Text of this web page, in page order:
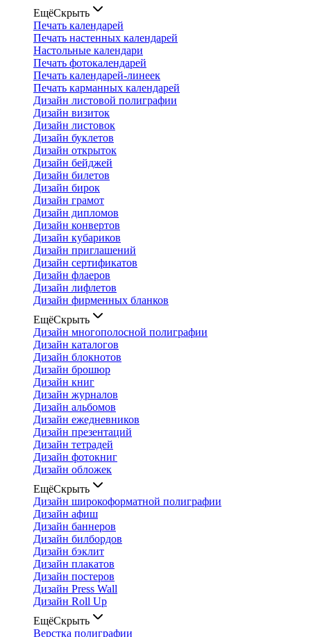
ЕщёСкрыть
Печать календарей
Печать настенных календарей
Настольные календари
Печать фотокалендарей
Печать календарей-линеек
Печать карманных календарей
Дизайн листовой полиграфии
Дизайн визиток
Дизайн листовок
Дизайн буклетов
Дизайн открыток
Дизайн бейджей
Дизайн билетов
Дизайн бирок
Дизайн грамот
Дизайн дипломов
Дизайн конвертов
Дизайн кубариков
Дизайн приглашений
Дизайн сертификатов
Дизайн флаеров
Дизайн лифлетов
Дизайн фирменных бланков
ЕщёСкрыть
Дизайн многополосной полиграфии
Дизайн каталогов
Дизайн блокнотов
Дизайн брошюр
Дизайн книг
Дизайн журналов
Дизайн альбомов
Дизайн ежедневников
Дизайн презентаций
Дизайн тетрадей
Дизайн фотокниг
Дизайн обложек
ЕщёСкрыть
Дизайн широкоформатной полиграфии
Дизайн афиш
Дизайн баннеров
Дизайн билбордов
Дизайн бэклит
Дизайн плакатов
Дизайн постеров
Дизайн Press Wall
Дизайн Roll Up
ЕщёСкрыть
Верстка полиграфии